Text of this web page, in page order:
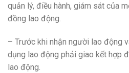
quản lý, điều hành, giám sát của
đồng lao động.
– Trước khi nhận người lao động
dụng lao động phải giao kết hợp
lao động.